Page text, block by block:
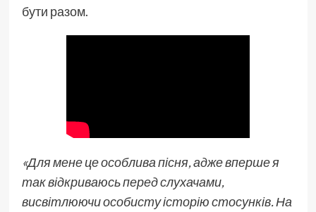
бути разом.
«Для мене це особлива пісня, адже вперше я
так відкриваюсь перед слухачами,
висвітлюючи особисту історію стосунків. На